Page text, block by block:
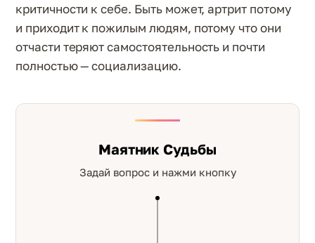
критичности к себе. Быть может, артрит потому
и приходит к пожилым людям, потому что они
отчасти теряют самостоятельность и почти
полностью — социализацию.
Маятник Судьбы
Задай вопрос и нажми кнопку